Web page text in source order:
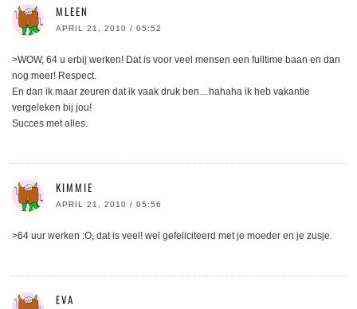
MLEEN
APRIL 21, 2010 / 05:52
>WOW, 64 u erbij werken! Dat is voor veel mensen een fulltime baan en dan
nog meer! Respect.
En dan ik maar zeuren dat ik vaak druk ben…hahaha ik heb vakantie
vergeleken bij jou!
Succes met alles.
KIMMIE
APRIL 21, 2010 / 05:56
>64 uur werken :O, dat is veel! wel gefeliciteerd met je moeder en je zusje.
EVA